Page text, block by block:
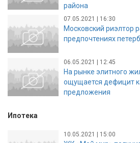
района
07.05.2021 | 16:30
Московский риэлтор
предпочтениях
06.05.2021 | 12:45
На рынке элитного
ощущается дефицит
предложения
Ипотека
10.05.2021 | 15:00